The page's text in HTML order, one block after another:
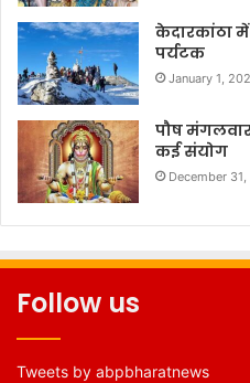
केदारकांठा
पर्यटक
January 1,
पौष
कई संयोग
December
Follow us
Tweets by abpbharatnews